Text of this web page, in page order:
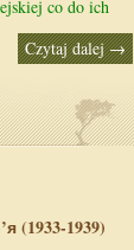
co do ich
Czytaj dalej→
(1933-1939)